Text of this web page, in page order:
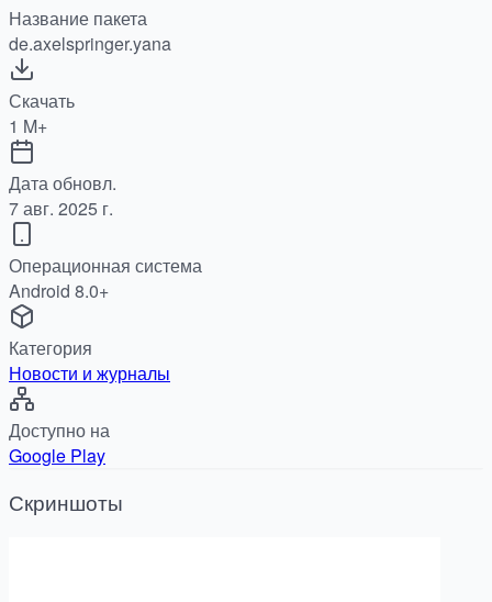
Название пакета
de.axelspringer.yana
Скачать
1 M+
Дата обновл.
7 авг. 2025 г.
Операционная система
Android 8.0+
Категория
Новости и журналы
Доступно на
Google Play
Скриншоты